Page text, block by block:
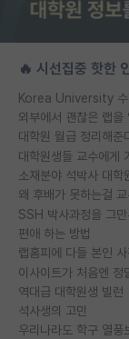
🔥 시선집중 핫한
외부에서 괜찮은 랩을
대학원 월급 정리해준
소재분야 석박사 대학
편애 하는 방법
랩홈피에 다들 본인
이사이트가 처음엔 정
역대급 대학원생 빌런
석사생의 고민